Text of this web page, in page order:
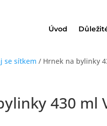
Úvod
se sítkem / Hrnek na bylinky
430 ml